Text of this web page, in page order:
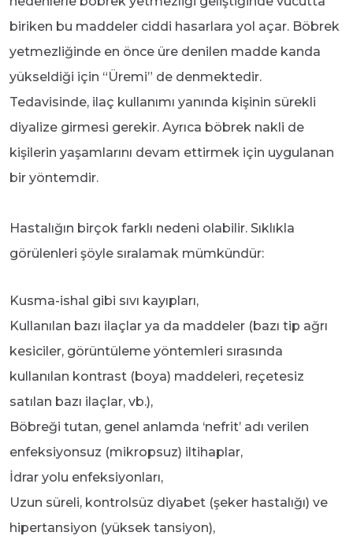
biriken bu maddeler ciddi hasarlara yol açar. Böbrek
yetmezliğinde en önce üre denilen madde kanda
yükseldiği için “Üremi” de denmektedir.
Tedavisinde, ilaç kullanımı yanında kişinin sürekli
diyalize girmesi gerekir. Ayrıca böbrek nakli de
kişilerin yaşamlarını devam ettirmek için uygulanan
bir yöntemdir.
Hastalığın birçok farklı nedeni olabilir. Sıklıkla
görülenleri şöyle sıralamak mümkündür:
Kusma-ishal gibi sıvı kayıpları,
Kullanılan bazı ilaçlar ya da maddeler (bazı tip ağrı
kesiciler, görüntüleme yöntemleri sırasında
kullanılan kontrast (boya) maddeleri, reçetesiz
satılan bazı ilaçlar, vb.),
Böbreği tutan, genel anlamda ‘nefrit’ adı verilen
enfeksiyonsuz (mikropsuz) iltihaplar,
İdrar yolu enfeksiyonları,
Uzun süreli, kontrolsüz diyabet (şeker hastalığı) ve
hipertansiyon (yüksek tansiyon),